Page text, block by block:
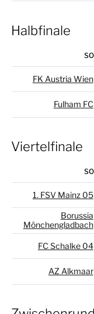
Halbfinale
FK Austria Wien
Fulham FC
Viertelfinale
1. FSV Mainz 05
Borussia
Mönchengladbach
FC Schalke 04
AZ Alkmaar